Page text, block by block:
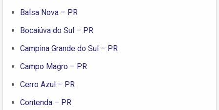
Balsa Nova – PR
Bocaiúva do Sul – PR
Campina Grande do Sul – PR
Campo Magro – PR
Cerro Azul – PR
Contenda – PR